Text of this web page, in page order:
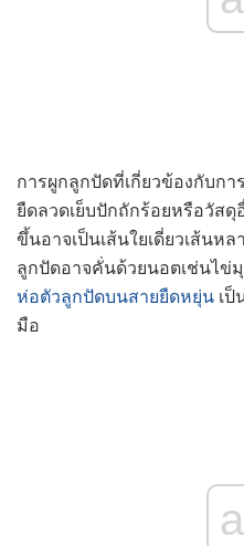
การผูกลูกปัดที่เกี่ยวข้องกับกา
ยืดลวดเย็บปักถักร้อยหรือวัส
ขึ้นอาจเป็นเส้นใยเดี่ยวเส้นห
ลูกปัดอาจคั่นด้วยนอตเช่นไข่
ห่อตัวลูกปัดบนสายยืดหยุ่น เป็
มือ